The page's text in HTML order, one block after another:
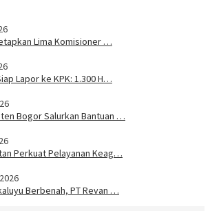
Lima Komisioner …
Lapor ke KPK: 1.300 H…
Bogor Salurkan Bantuan …
Perkuat Pelayanan Keag…
Berbenah, PT Revan …